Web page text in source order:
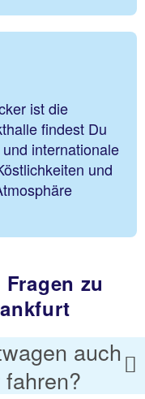
ist die
findest Du
internationale
und
zu
auch